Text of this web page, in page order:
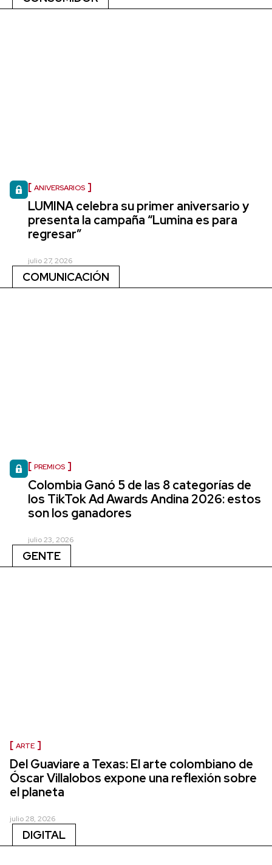
ANIVERSARIOS
LUMINA celebra su primer aniversario y
presenta la campaña “Lumina es para
regresar”
julio 27, 2026
COMUNICACIÓN
PREMIOS
Colombia Ganó 5 de las 8 categorías de
los TikTok Ad Awards Andina 2026: estos
son los ganadores
julio 23, 2026
GENTE
ARTE
Del Guaviare a Texas: El arte colombiano de
Óscar Villalobos expone una reflexión sobre
el planeta
julio 28, 2026
DIGITAL